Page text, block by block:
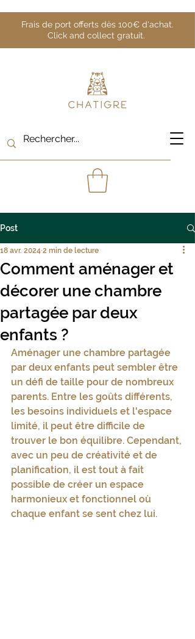
Frais de port offerts dès 100€ d'achat.
Click and collect gratuit.
Post
Comment aménager et
décorer une chambre
partagée par deux
enfants ?
18 avr. 2024 2 min de lecture
Aménager une chambre partagée
par deux enfants peut sembler être
un défi de taille pour de nombreux
parents. Entre les goûts différents,
les besoins individuels et l'espace
limité, il peut être difficile de
trouver le bon équilibre. Cependant,
avec un peu de créativité et de
planification, il est tout à fait
possible de créer un espace
harmonieux et fonctionnel où
chaque enfant se sent chez lui.